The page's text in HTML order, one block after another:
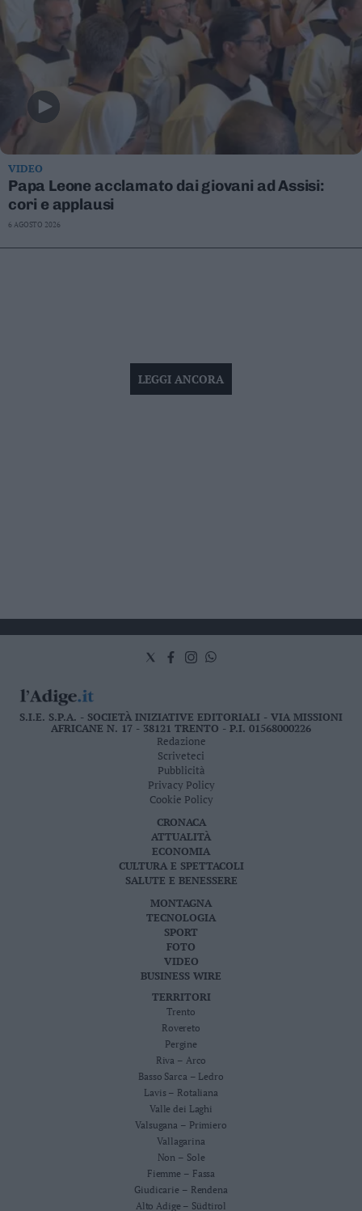
VIDEO
Papa Leone acclamato dai giovani ad Assisi:
cori e applausi
6 AGOSTO 2026
LEGGI ANCORA
S.I.E. S.P.A. - SOCIETÀ INIZIATIVE EDITORIALI - VIA MISSIONI
AFRICANE N. 17 - 38121 TRENTO - P.I. 01568000226
Redazione
Scriveteci
Pubblicità
Privacy Policy
Cookie Policy
CRONACA
ATTUALITÀ
ECONOMIA
CULTURA E SPETTACOLI
SALUTE E BENESSERE
MONTAGNA
TECNOLOGIA
SPORT
FOTO
VIDEO
BUSINESS WIRE
TERRITORI
Trento
Rovereto
Pergine
Riva – Arco
Basso Sarca – Ledro
Lavis – Rotaliana
Valle dei Laghi
Valsugana – Primiero
Vallagarina
Non – Sole
Fiemme – Fassa
Giudicarie – Rendena
Alto Adige – Südtirol